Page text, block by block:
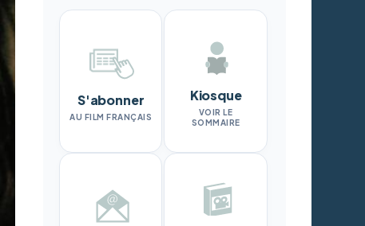
S'abonner
AU FILM FRANÇAIS
Kiosque
VOIR LE
SOMMAIRE